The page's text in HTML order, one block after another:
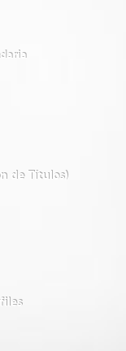
de Títulos)